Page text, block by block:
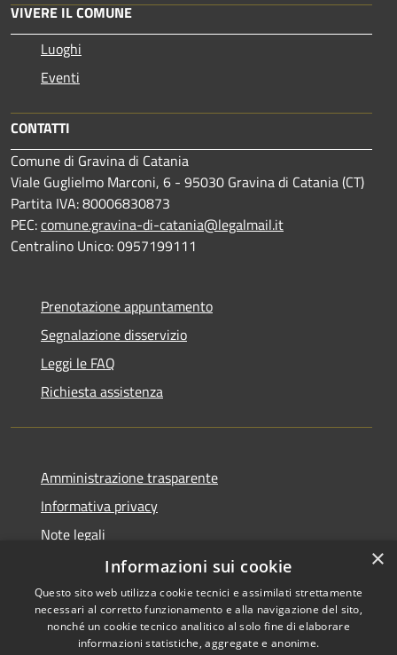
VIVERE IL COMUNE
Luoghi
Eventi
CONTATTI
Comune di Gravina di Catania
Viale Guglielmo Marconi, 6 - 95030 Gravina di Catania (CT)
Partita IVA: 80006830873
PEC:comune.gravina-di-catania@legalmail.it
Centralino Unico: 0957199111
Prenotazione appuntamento
Segnalazione disservizio
Leggi le FAQ
Richiesta assistenza
Amministrazione trasparente
Informativa privacy
Note legali
Dichiarazione di accessibilità
×
Informazioni sui cookie
Questo sito web utilizza cookie tecnici e assimilati strettamente
necessari al corretto funzionamento e alla navigazione del sito,
nonché un cookie tecnico analitico al solo fine di elaborare
informazioni statistiche, aggregate e anonime.